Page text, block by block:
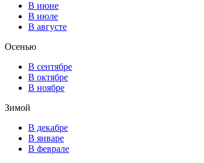
В июне
В июле
В августе
Осенью
В сентябре
В октябре
В ноябре
Зимой
В декабре
В январе
В феврале